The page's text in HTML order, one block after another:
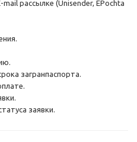
mail рассылке (Unisender, EPochta
загранпаспорта.
заявки.